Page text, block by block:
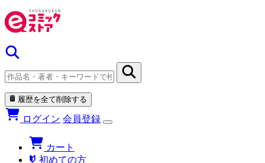
履歴を全て削除する
ログイン 会員登録
カート
初めての方